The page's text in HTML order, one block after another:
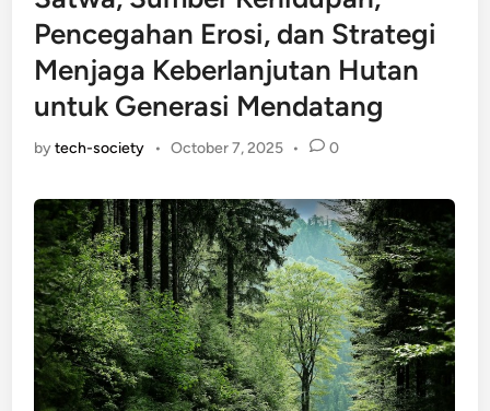
Pencegahan Erosi, dan Strategi
Menjaga Keberlanjutan Hutan
untuk Generasi Mendatang
bytech-society • October 7, 2025 • 0